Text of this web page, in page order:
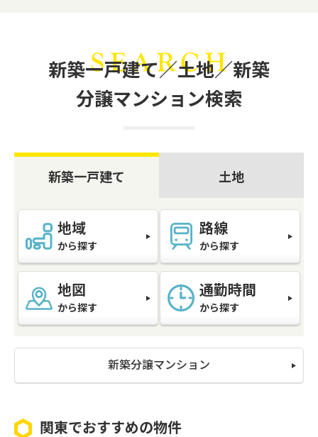
新築一戸建て／土地／新築
分譲マンション検索
新築一戸建て 土地
地域
から探す
路線
から探す
地図
から探す
通勤時間
から探す
新築分譲マンション
関東でおすすめの物件